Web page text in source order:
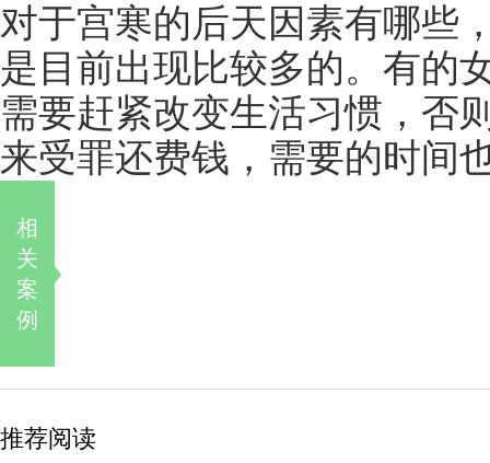
对于宫寒的后天因素有哪些
是目前出现比较多的。有的
需要赶紧改变生活习惯，否
来受罪还费钱，需要的时间
相
关
案
例
推荐阅读